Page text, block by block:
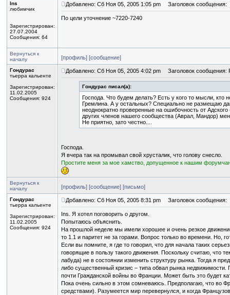
Ins
любимчик
Зарегистрирован:
27.07.2004
Сообщения: 64
Добавлено: Сб Ноя 05, 2005 1:05 pm Заголовок сообщения:
По цели уточнение ~7220-7240
Вернуться к
началу
[профиль] [сообщение]
Гондурас
тьерра кальенте
Зарегистрирован:
11.02.2005
Сообщения: 924
Добавлено: Сб Ноя 05, 2005 4:02 pm Заголовок сообщения:
Гондурас писал(а):
Господа. Что будем делать? Есть у кого то мысли,
Гремлина. А у остальных? Специально не размещаю
неоднократно проверенные на ошибочность от
других членов нашего сообщества (Аврал, Мандор)
Не приятно, зато честно....
Господа.
Я вчера так на промывал свой хрусталик, что голову снесло.
Простите меня за мое хамство, допущенное к нашим
Вернуться к
началу
[профиль] [сообщение] [письмо]
Гондурас
тьерра кальенте
Зарегистрирован:
11.02.2005
Сообщения: 924
Добавлено: Сб Ноя 05, 2005 8:31 pm Заголовок сообщения:
Ins. Я хотел поговорить о другом.
Попытаюсь объяснить.
На прошлой неделе мы имели хорошее и очень резкое
то 1.1 и паритет не за горами. Вопрос только во времени. Но,
Если вы помните, я где то говорил, что для начала таких
говорящие в пользу такого движения. Поскольку считаю, что
лабуда) не в состоянии изменить структуру рынка. Тогда я
либо существенный кризис – типа обвал рынка
почти Гражданской войны во Франции. Может быть это будет
Пока очень сильно в этом сомневаюсь. Предполагаю, что во
средствами). Разумеется мир перевернулся, и когда